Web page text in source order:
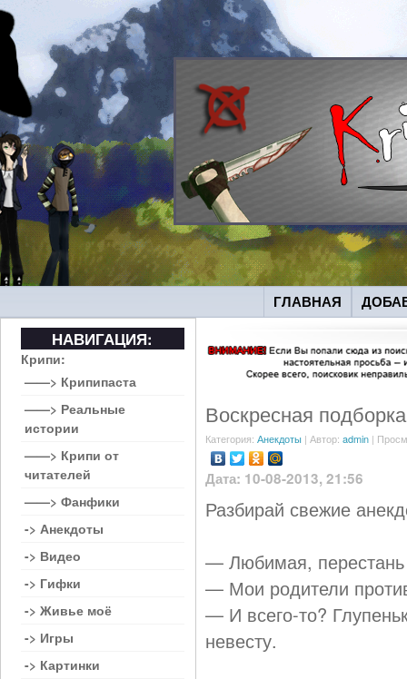
ГЛАВНАЯ
Воскресная
Категория: Анекдоты | Автор: admin |
Дата: 10-08-2013, 21:56
Разбирай свежие
— Любимая, перестань
— Мои родители
— И всего-то?
невесту.
НАВИГАЦИЯ:
Крипи:
——> Крипипаста
——> Реальные
истории
——> Крипи от
читателей
——> Фанфики
-> Анекдоты
-> Видео
-> Гифки
-> Живье моё
-> Игры
-> Картинки